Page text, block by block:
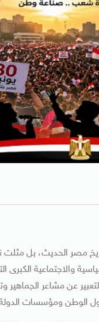
فارقة في تاريخ مصر
والاجتماعية الكبرى
عن مشاعر الجماهير
حول الوطن ومؤسسات